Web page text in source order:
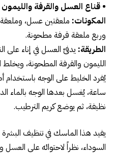
• قناع العسل والقرفة
المكونات: ملعقتين عسل، وملعقة
وربع ملعقة قرفة مطحونة.
الطريقة: يدفئ العسل في إناء على
الليمون والقرفة المطحونة،
يُفرد الخليط على الوجه
ساعة، يُغسل بعدها الوجه بالماء
نظيفة، ثم يوضع كريم الترطيب.
يفيد هذا الماسك في تنظيف
السوداء، نظراً لاحتوائه على